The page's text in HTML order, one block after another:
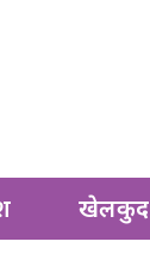
खेलकुद